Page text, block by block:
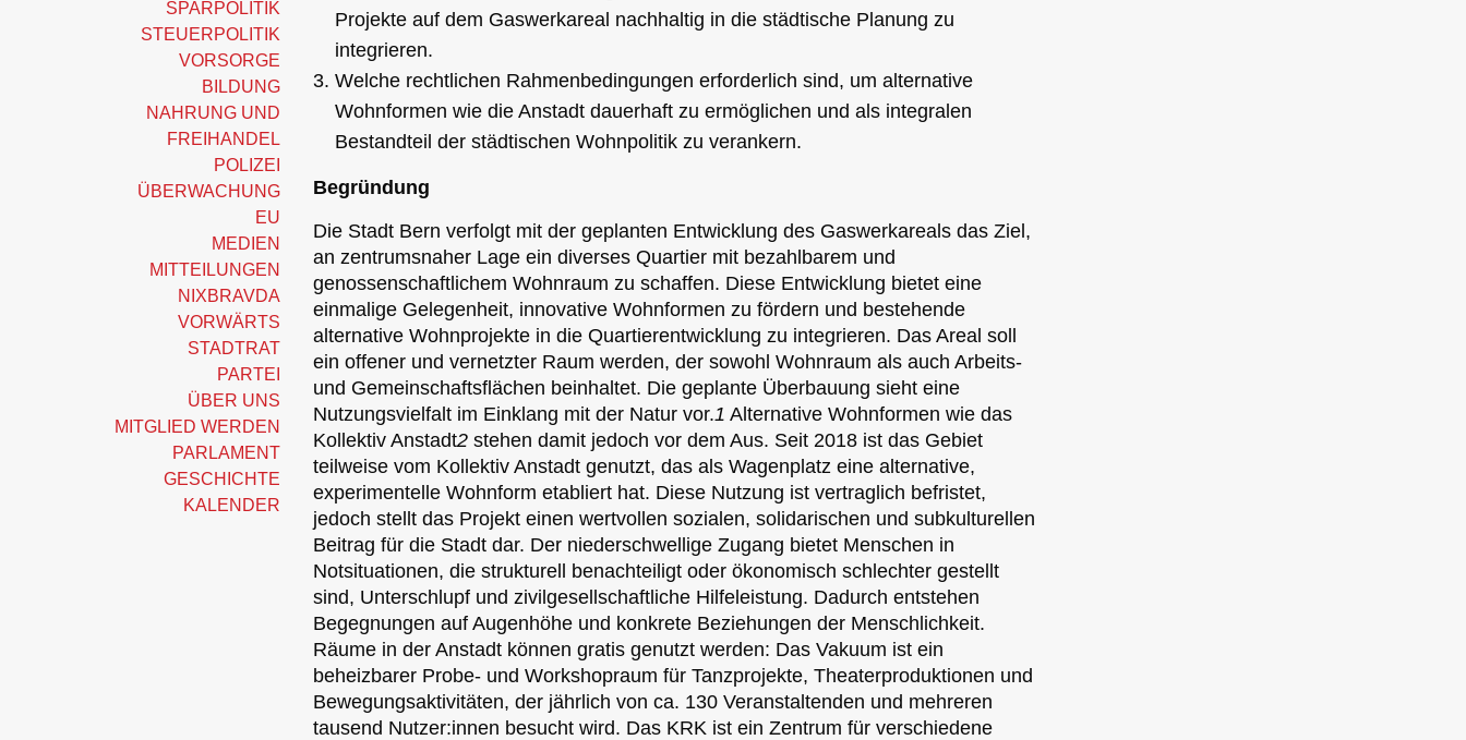
SPARPOLITIK
STEUERPOLITIK
VORSORGE
BILDUNG
NAHRUNG UND
FREIHANDEL
POLIZEI
ÜBERWACHUNG
EU
MEDIEN
MITTEILUNGEN
NIXBRAVDA
VORWÄRTS
STADTRAT
PARTEI
ÜBER UNS
MITGLIED WERDEN
PARLAMENT
GESCHICHTE
KALENDER
Projekte auf dem Gaswerkareal nachhaltig in die städtische Planung zu
integrieren.
Welche rechtlichen Rahmenbedingungen erforderlich sind, um alternative
Wohnformen wie die Anstadt dauerhaft zu ermöglichen und als integralen
Bestandteil der städtischen Wohnpolitik zu verankern.
Begründung
Die Stadt Bern verfolgt mit der geplanten Entwicklung des Gaswerkareals das Ziel,
an zentrumsnaher Lage ein diverses Quartier mit bezahlbarem und
genossenschaftlichem Wohnraum zu schaffen. Diese Entwicklung bietet eine
einmalige Gelegenheit, innovative Wohnformen zu fördern und bestehende
alternative Wohnprojekte in die Quartierentwicklung zu integrieren. Das Areal soll
ein offener und vernetzter Raum werden, der sowohl Wohnraum als auch Arbeits-
und Gemeinschaftsflächen beinhaltet. Die geplante Überbauung sieht eine
Nutzungsvielfalt im Einklang mit der Natur vor.1 Alternative Wohnformen wie das
Kollektiv Anstadt2 stehen damit jedoch vor dem Aus. Seit 2018 ist das Gebiet
teilweise vom Kollektiv Anstadt genutzt, das als Wagenplatz eine alternative,
experimentelle Wohnform etabliert hat. Diese Nutzung ist vertraglich befristet,
jedoch stellt das Projekt einen wertvollen sozialen, solidarischen und subkulturellen
Beitrag für die Stadt dar. Der niederschwellige Zugang bietet Menschen in
Notsituationen, die strukturell benachteiligt oder ökonomisch schlechter gestellt
sind, Unterschlupf und zivilgesellschaftliche Hilfeleistung. Dadurch entstehen
Begegnungen auf Augenhöhe und konkrete Beziehungen der Menschlichkeit.
Räume in der Anstadt können gratis genutzt werden: Das Vakuum ist ein
beheizbarer Probe- und Workshopraum für Tanzprojekte, Theaterproduktionen und
Bewegungsaktivitäten, der jährlich von ca. 130 Veranstaltenden und mehreren
tausend Nutzer:innen besucht wird. Das KRK ist ein Zentrum für verschiedene